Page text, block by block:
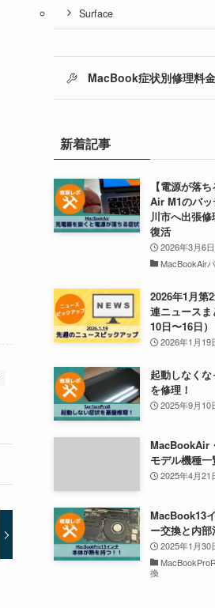
Surface
MacBook症状別修理料金
新着記事
【電源が落
Air M1のバ
川市へ出張
復活
2026年3月6日
MacBookAir
2026年1月第
連ニュースま
10日〜16日）
2026年1月19
起動しなく
を修理！
2025年9月10
MacBookAir
モデル機種
2025年4月21
MacBook13
ー交換と内部
2025年1月30
換